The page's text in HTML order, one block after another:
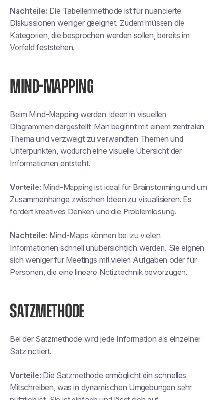
Nachteile: Die Tabellenmethode ist für nuancierte
Diskussionen weniger geeignet. Zudem müssen die
Kategorien, die besprochen werden sollen, bereits im
Vorfeld feststehen.
MIND-MAPPING
Beim Mind-Mapping werden Ideen in visuellen
Diagrammen dargestellt. Man beginnt mit einem zentralen
Thema und verzweigt zu verwandten Themen und
Unterpunkten, wodurch eine visuelle Übersicht der
Informationen entsteht.
Vorteile: Mind-Mapping ist ideal für Brainstorming und um
Zusammenhänge zwischen Ideen zu visualisieren. Es
fördert kreatives Denken und die Problemlösung.
Nachteile: Mind-Maps können bei zu vielen
Informationen schnell unübersichtlich werden. Sie eignen
sich weniger für Meetings mit vielen Aufgaben oder für
Personen, die eine lineare Notiztechnik bevorzugen.
SATZMETHODE
Bei der Satzmethode wird jede Information als einzelner
Satz notiert.
Vorteile: Die Satzmethode ermöglicht ein schnelles
Mitschreiben, was in dynamischen Umgebungen sehr